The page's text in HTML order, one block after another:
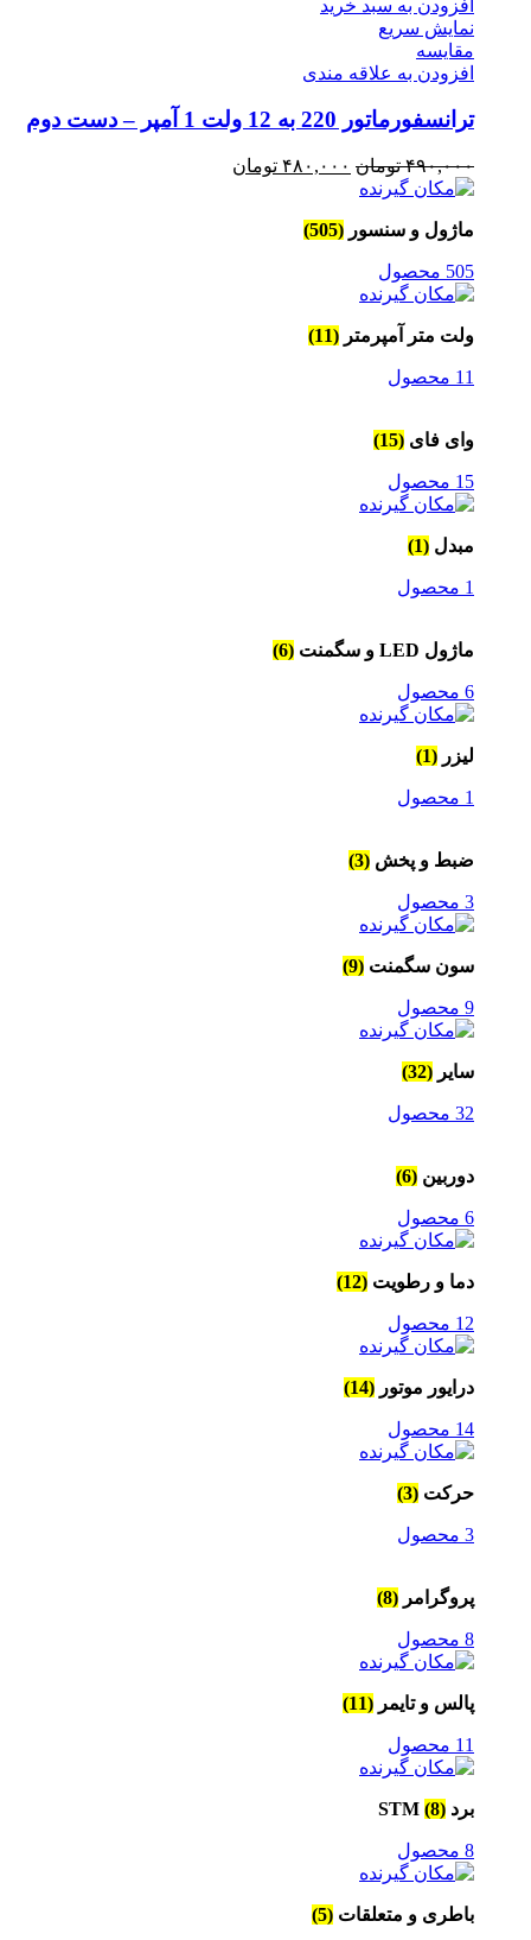
بود.
افزودن به سبد خرید
نمایش سریع
مقايسه
افزودن به علاقه مندی
ترانسفورماتور 220 به 12 ولت 1 آمپر – دست دوم
۴۹۰,۰۰۰ تومان قیمت
بود.
۴۸۰,۰۰۰ تومان
ماژول و سنسور (505)
505 محصول
ولت متر آمپرمتر (11)
11 محصول
وای فای (15)
15 محصول
مبدل (1)
1 محصول
ماژول LED و سگمنت (6)
6 محصول
لیزر (1)
1 محصول
ضبط و پخش (3)
3 محصول
سون سگمنت (9)
9 محصول
سایر (32)
32 محصول
دوربین (6)
6 محصول
دما و رطویت (12)
12 محصول
درایور موتور (14)
14 محصول
حرکت (3)
3 محصول
پروگرامر (8)
8 محصول
پالس و تایمر (11)
11 محصول
برد STM (8)
8 محصول
باطری و متعلقات (5)